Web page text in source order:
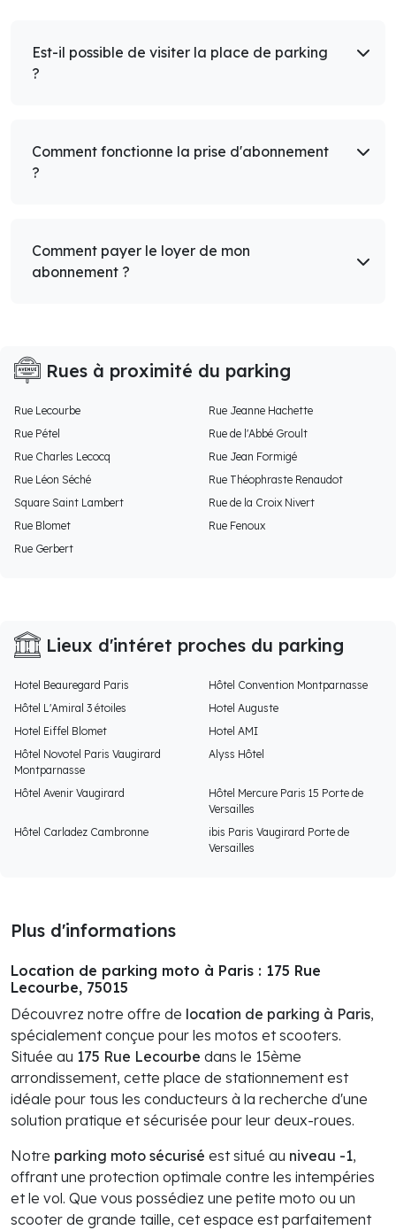
Est-il possible de visiter la place de parking
?
Comment fonctionne la prise d'abonnement
?
Comment payer le loyer de mon
abonnement ?
Rues à proximité du parking
Rue Lecourbe
Rue Jeanne Hachette
Rue Pétel
Rue de l'Abbé Groult
Rue Charles Lecocq
Rue Jean Formigé
Rue Léon Séché
Rue Théophraste Renaudot
Square Saint Lambert
Rue de la Croix Nivert
Rue Blomet
Rue Fenoux
Rue Gerbert
Lieux d'intéret proches du parking
Hotel Beauregard Paris
Hôtel Convention Montparnasse
Hôtel L'Amiral 3 étoiles
Hotel Auguste
Hotel Eiffel Blomet
Hotel AMI
Hôtel Novotel Paris Vaugirard
Montparnasse
Alyss Hôtel
Hôtel Avenir Vaugirard
Hôtel Mercure Paris 15 Porte de
Versailles
Hôtel Carladez Cambronne
ibis Paris Vaugirard Porte de
Versailles
Plus d'informations
Location de parking moto à Paris : 175 Rue
Lecourbe, 75015
Découvrez notre offre de location de parking à Paris,
spécialement conçue pour les motos et scooters.
Située au 175 Rue Lecourbe dans le 15ème
arrondissement, cette place de stationnement est
idéale pour tous les conducteurs à la recherche d'une
solution pratique et sécurisée pour leur deux-roues.
Notre parking moto sécurisé est situé au niveau -1,
offrant une protection optimale contre les intempéries
et le vol. Que vous possédiez une petite moto ou un
scooter de grande taille, cet espace est parfaitement